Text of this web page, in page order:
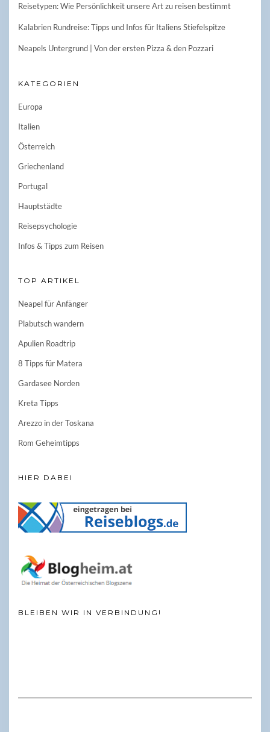
Reisetypen: Wie Persönlichkeit unsere Art zu reisen bestimmt
Kalabrien Rundreise: Tipps und Infos für Italiens Stiefelspitze
Neapels Untergrund | Von der ersten Pizza & den Pozzari
KATEGORIEN
Europa
Italien
Österreich
Griechenland
Portugal
Hauptstädte
Reisepsychologie
Infos & Tipps zum Reisen
TOP ARTIKEL
Neapel für Anfänger
Plabutsch wandern
Apulien Roadtrip
8 Tipps für Matera
Gardasee Norden
Kreta Tipps
Arezzo in der Toskana
Rom Geheimtipps
HIER DABEI
BLEIBEN WIR IN VERBINDUNG!